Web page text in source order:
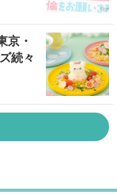
京・
続々